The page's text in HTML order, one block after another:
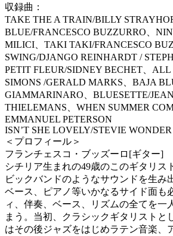
収録曲：
TAKE THE A TRAIN/BILLY
BLUE/FRANCESCO BUZZURRO、
MILICI、TAKI TAKI/FRANCESCO
SWING/DJANGO REINHARDT /
PETIT FLEUR/SIDNEY BECHET、
SIMONS /GERALD MARKS、BAJA
GIAMMARINARO、BLUESETTE/
THIELEMANS、WHEN SUMMER
EMMANUEL PETERSON
ISN’T SHE LOVELY/STEVIE WONDER
＜プロフィール＞
フランチェスコ・ブッズーロ[ギター]
シチリア生まれの49歳のこのギタリス
ビックバンドのようなサウンドを生み
ベース、ピアノ等いかなるサイド面も
ィ、伴奏、ベース、リズムの全てを一
まう。当初、クラシックギタリストと
はその後ジャズをはじめラテン音楽、